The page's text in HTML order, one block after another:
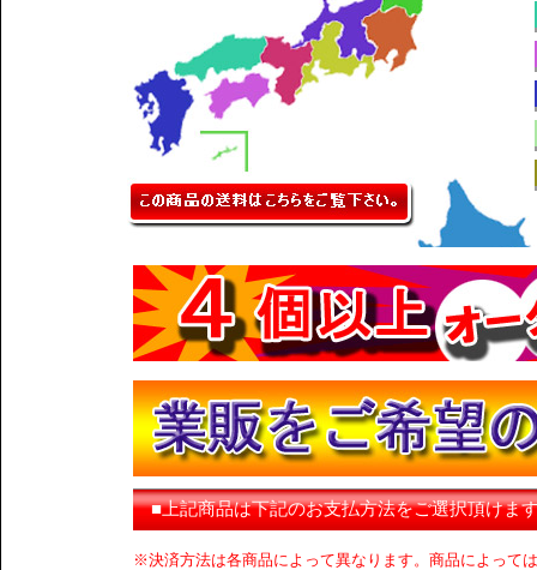
■上記商品は下記のお支払方法をご選択頂けま
※決済方法は各商品によって異なります。商品によって